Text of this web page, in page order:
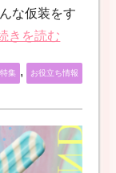
な仮装をす
きを読む
特集 , お役立ち情報